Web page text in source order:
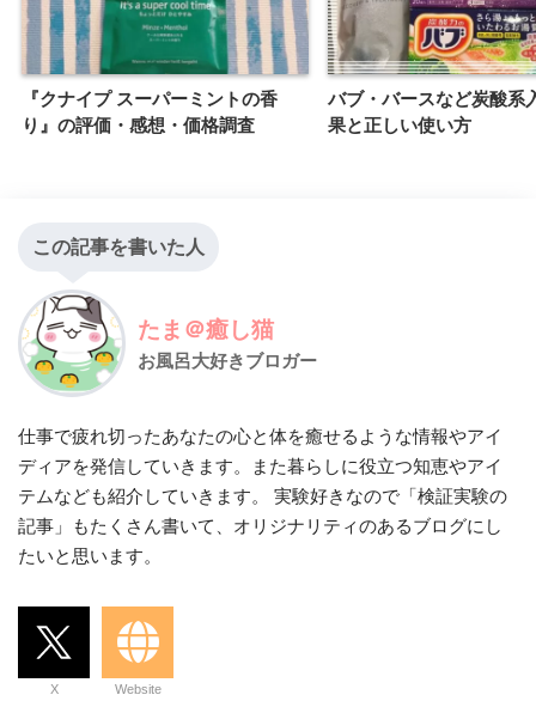
『クナイプ スーパーミントの香
り』の評価・感想・価格調査
バブ・バースなど炭酸系
果と正しい使い方
この記事を書いた人
たま＠癒し猫
お風呂大好きブロガー
仕事で疲れ切ったあなたの心と体を癒せるような情報やアイ
ディアを発信していきます。また暮らしに役立つ知恵やアイ
テムなども紹介していきます。 実験好きなので「検証実験の
記事」もたくさん書いて、オリジナリティのあるブログにし
たいと思います。
X Website